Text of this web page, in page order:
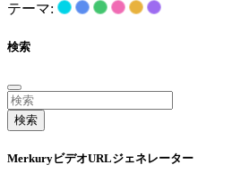
テーマ:
検索
検索
MerkuryビデオURLジェネレーター